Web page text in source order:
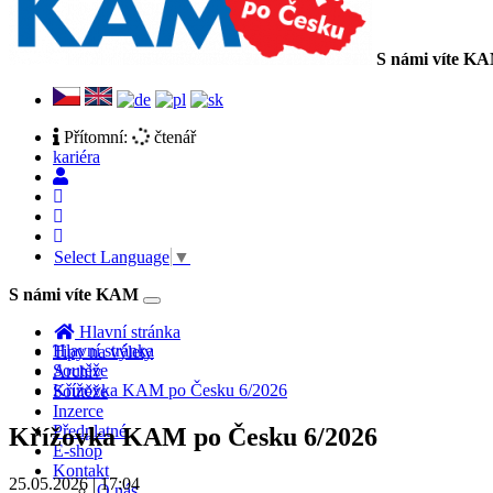
S námi víte
Přítomní:
čtenář
kariéra
Select Language ▼
S námi víte KAM
Toggle
navigation
Hlavní stránka
Tipy na výlety
Archiv
Soutěže
Inzerce
Předplatné
E-shop
Kontakt
Hlavní stránka
Soutěže
Křížovka KAM po Česku 6/2026
Křížovka KAM po Česku 6/2026
25.05.2026 | 17:04